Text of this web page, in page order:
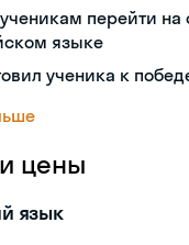
перейти на
языке
ученика к
цены
язык